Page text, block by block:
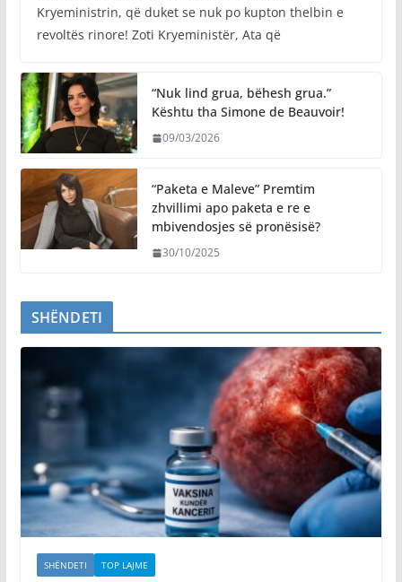
Kryeministrin, që duket se nuk po kupton thelbin e
revoltës rinore! Zoti Kryeministër, Ata që
“Nuk lind grua, bëhesh grua.”
Kështu tha Simone de Beauvoir!
09/03/2026
“Paketa e Maleve” Premtim
zhvillimi apo paketa e re e
mbivendosjes së pronësisë?
30/10/2025
SHËNDETI
SHËNDETI TOP LAJME